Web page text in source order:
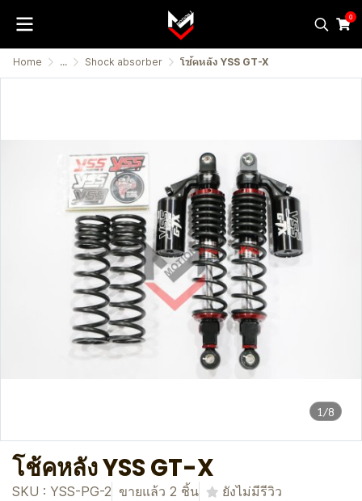
0
Home ... Shock absorber โช้คหลัง YSS GT-X
1/8
โช้คหลัง YSS GT-X
SKU : YSS-PG-2 ขายแล้ว 2 ชิ้น ยังไม่มีรีวิว